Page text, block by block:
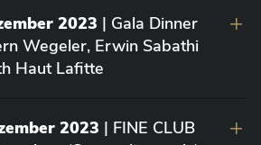
2023 | Gala Dinner
Wegeler, Erwin Sabathi
Haut Lafitte
2023 | FINE CLUB